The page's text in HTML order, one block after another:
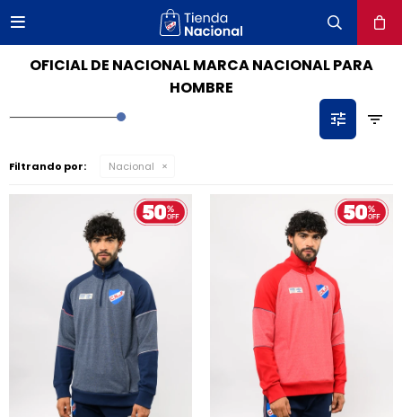

OFICIAL DE NACIONAL MARCA NACIONAL PARA
HOMBRE
Filtrando por: Nacional
close